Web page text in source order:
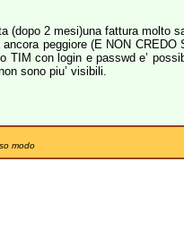
(dopo 2 mesi)una fattura molto
peggiore (E NON
con login e passwd e’
sono piu’ visibili.
modo